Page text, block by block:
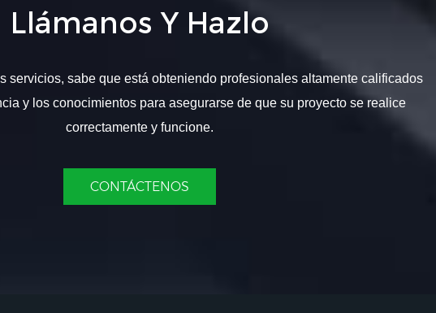
Llámanos Y Hazlo
servicios, sabe que está obteniendo profesionales altamente calificados
y los conocimientos para asegurarse de que su proyecto se realice
correctamente y funcione.
CONTÁCTENOS